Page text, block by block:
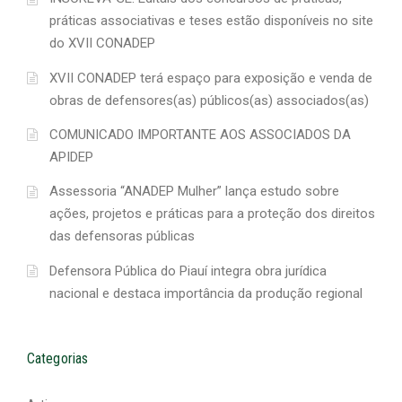
práticas associativas e teses estão disponíveis no site
do XVII CONADEP
XVII CONADEP terá espaço para exposição e venda de
obras de defensores(as) públicos(as) associados(as)
COMUNICADO IMPORTANTE AOS ASSOCIADOS DA
APIDEP
Assessoria “ANADEP Mulher” lança estudo sobre
ações, projetos e práticas para a proteção dos direitos
das defensoras públicas
Defensora Pública do Piauí integra obra jurídica
nacional e destaca importância da produção regional
Categorias